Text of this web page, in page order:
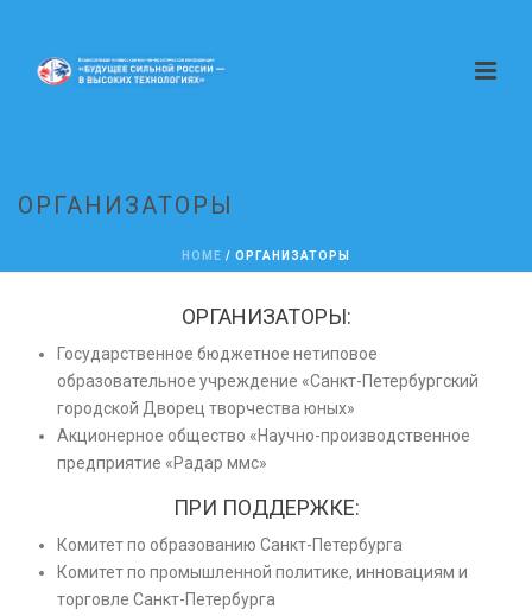
ОРГАНИЗАТОРЫ
HOME / ОРГАНИЗАТОРЫ
ОРГАНИЗАТОРЫ:
Государственное бюджетное нетиповое
образовательное учреждение «Санкт-Петербургский
городской Дворец творчества юных»
Акционерное общество «Научно-производственное
предприятие «Радар ммс»
ПРИ ПОДДЕРЖКЕ:
Комитет по образованию Санкт-Петербурга
Комитет по промышленной политике, инновациям и
торговле Санкт-Петербурга